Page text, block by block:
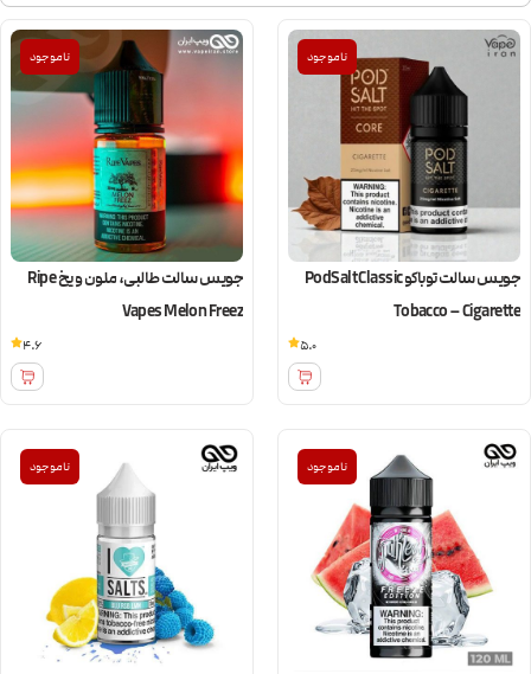
ناموجود
جویس سالت توباکو PodSalt Classic
Tobacco – Cigarette
5.0
ناموجود
جویس سالت طالبی، ملون و یخ Ripe
Vapes Melon Freez
4.6
ناموجود ناموجود